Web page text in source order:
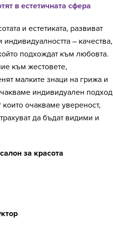
в естетичната сфера
и естетиката, развиват
– качества,
подхождат към любовта.
към жестовете,
малките знаци на грижа и
индивидуален подход
очакваме увереност,
да бъдат видими и
за красота